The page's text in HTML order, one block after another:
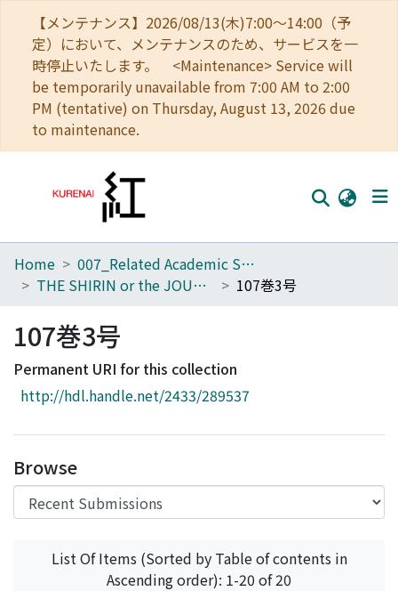
【メンテナンス】2026/08/13(木)7:00～14:00（予
定）において、メンテナンスのため、サービスを一
時停止いたします。 <Maintenance> Service will
be temporarily unavailable from 7:00 AM to 2:00
PM (tentative) on Thursday, August 13, 2026 due
to maintenance.
Home
Browse
Download Ranking
Access Statistics
Home
007_Related Academic Societies
THE SHIRIN or the JOURNAL OF HISTORY
107巻3号
107巻3号
Permanent URI for this collection
http://hdl.handle.net/2433/289537
Browse
List Of Items (Sorted by Table of contents in
Ascending order): 1-20 of 20